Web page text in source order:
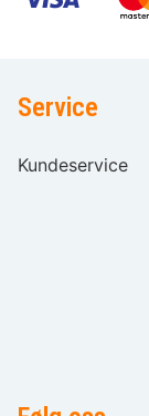
Service
Kundeservice